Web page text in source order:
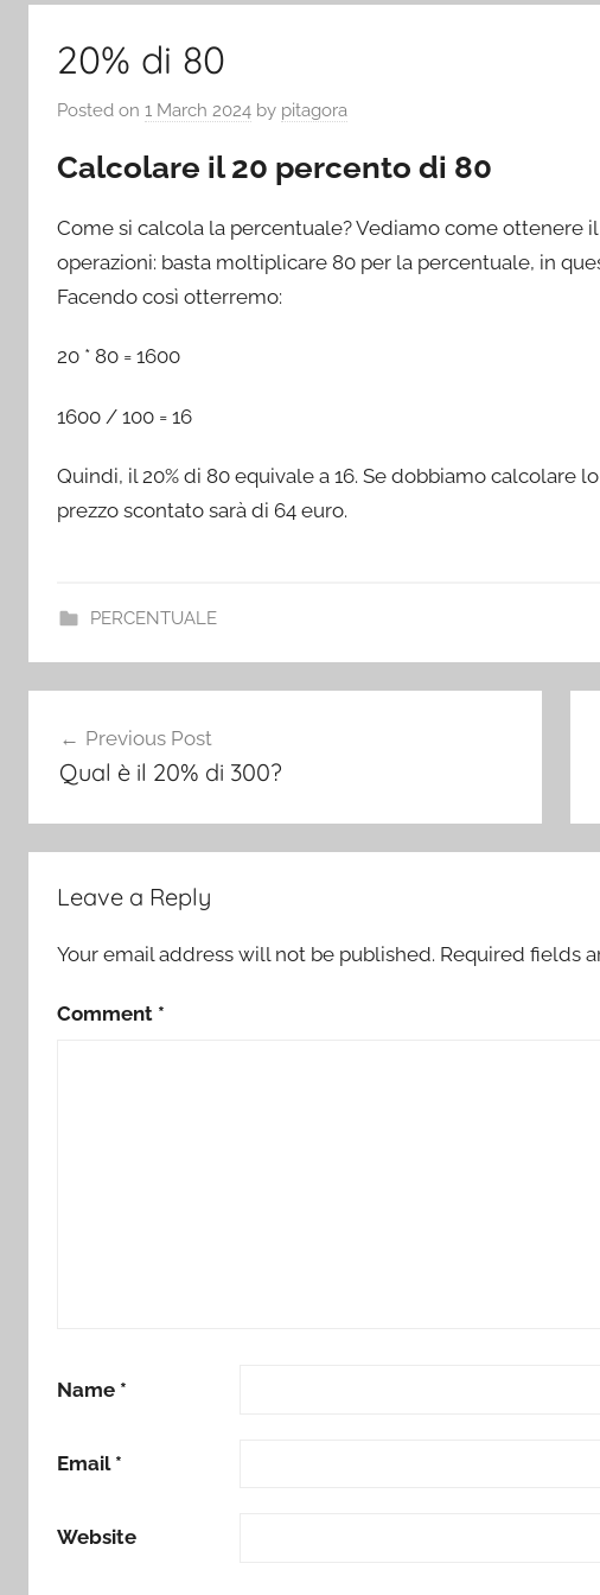
20% di 80
Posted on 1 March 2024 by pitagora
Calcolare il 20 percento di 80
Come si calcola la percentuale? Vediamo come ottenere
operazioni: basta moltiplicare 80 per la percentuale, in
Facendo così otterremo:
20 * 80 = 1600
1600 / 100 = 16
Quindi, il 20% di 80 equivale a 16. Se dobbiamo calcolare
prezzo scontato sarà di 64 euro.
PERCENTUALE
navigation
Previous Post
Qual è il 20% di 300?
Leave a Reply
Your email address will not be published. Required fields
Comment *
Name *
Email *
Website